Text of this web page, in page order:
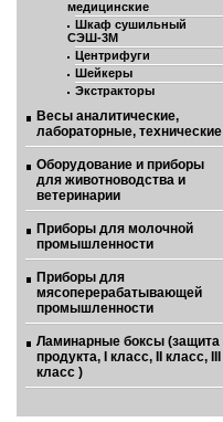
медицинские
Шкаф сушильный
СЭШ-3М
Центрифуги
Шейкеры
Экстракторы
Весы аналитические,
лабораторные, технические
Оборудование и приборы
для животноводства и
ветеринарии
Приборы для молочной
промышленности
Приборы для
мясоперерабатывающей
промышленности
Ламинарные боксы (защита
продукта, I класс, II класс, III
класс )